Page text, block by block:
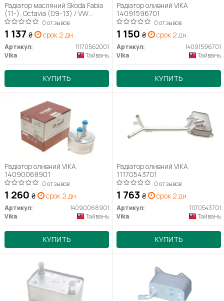
Радіатор масляний Skoda Fabia
(11-), Octavia (09-13) / VW
Crafter (12-), Golf (09-), Jetta
(06-), Passat (09-), Polo (10-),
Tiguan (08-) (11170562001)
VIKA
0 отзывов
1 137 ₴ срок 2 дн.
Артикул:
11170562001
Vika
Тайвань
КУПИТЬ
Радіатор оливний VIKA
14091596701
0 отзывов
1 150 ₴ срок 2 дн.
Артикул:
14091596701
Vika
Тайвань
КУПИТЬ
Радіатор оливний VIKA
14090068901
0 отзывов
1 260 ₴ срок 2 дн.
Артикул:
14090068901
Vika
Тайвань
КУПИТЬ
Радіатор оливний VIKA
11170543701
0 отзывов
1 763 ₴ срок 2 дн.
Артикул:
11170543701
Vika
Тайвань
КУПИТЬ